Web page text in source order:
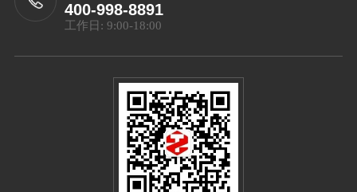
400-998-8891
工作日: 9:00-18:00